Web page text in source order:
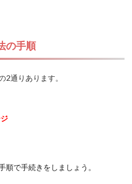
の手順
2通りあります。
順で手続きをしましょう。